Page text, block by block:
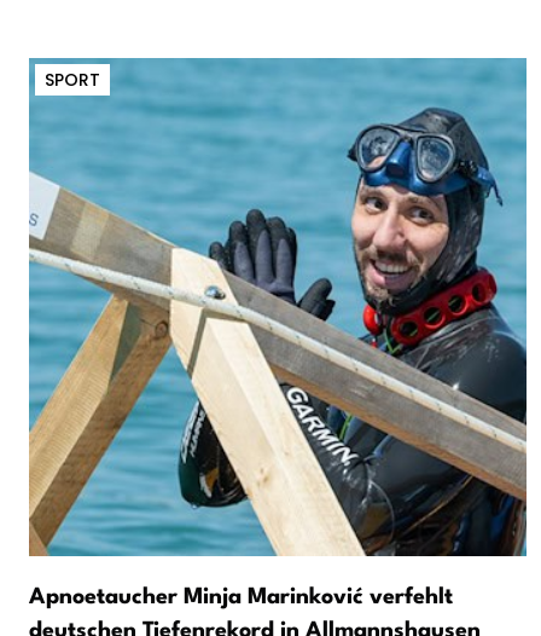
SPORT
Apnoetaucher Minja Marinković verfehlt
deutschen Tiefenrekord in Allmannshausen